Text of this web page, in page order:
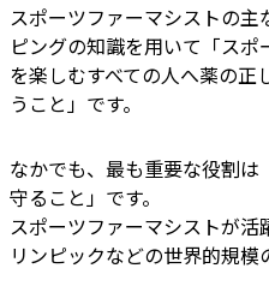
スポーツファーマシストの
ピングの知識を用いて「ス
を楽しむすべての人へ薬の
うこと」です。
なかでも、最も重要な役割
守ること」です。
スポーツファーマシストが
リンピックなどの世界的規模